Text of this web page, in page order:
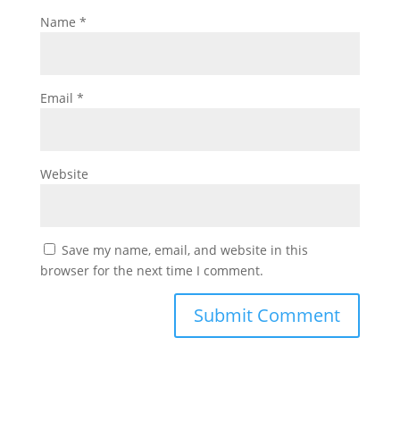
Name *
Email *
Website
Save my name, email, and website in this
browser for the next time I comment.